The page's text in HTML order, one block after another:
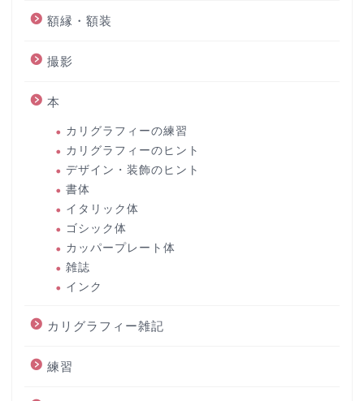
額縁・額装
撮影
本
カリグラフィーの練習
カリグラフィーのヒント
デザイン・装飾のヒント
書体
イタリック体
ゴシック体
カッパープレート体
雑誌
インク
カリグラフィー雑記
練習